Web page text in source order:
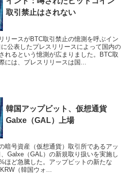
取引禁止はされない
リースがBTC取引禁止の憶測を呼ぶイン
公表したプレスリリースによって国内の
れるという憶測が広まりました。BTC取
には、プレスリリースは国...
韓国アップビット、仮想通貨
Galxe（GAL）上場
暗号資産（仮想通貨）取引所であるアッ
Galxe（GAL）の新規取り扱いを実施し
ほど急騰した。アップビットの新たな
（韓国ウォ...